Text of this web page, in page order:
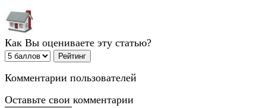
Как Вы оцениваете эту статью?
Комментарии пользователей
Оставьте свои комментарии